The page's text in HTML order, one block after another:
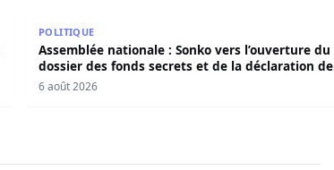
POLITIQUE
Assemblée nationale : Sonko vers l’ouverture du
dossier des fonds secrets et de la déclaration de
patrimoine
6 août 2026